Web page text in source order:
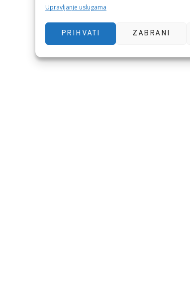
Upravljanje uslugama
PRIHVATI ZABRANI